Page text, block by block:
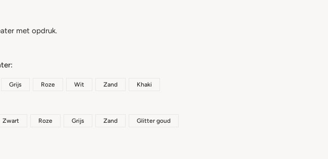
met opdruk.
Grijs Roze Wit Zand Khaki
Zwart Roze Grijs Zand Glitter goud